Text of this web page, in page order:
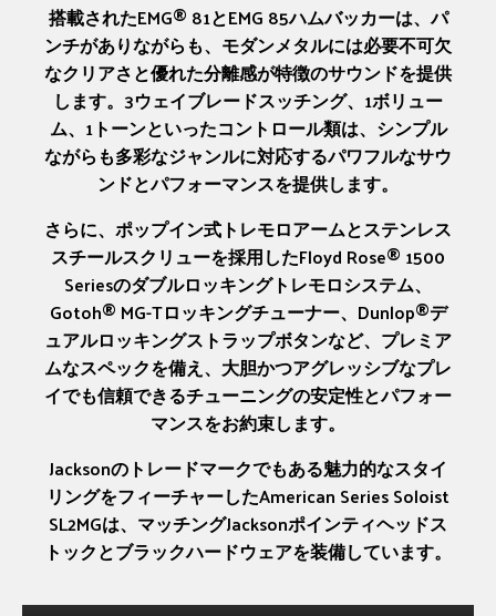
搭載されたEMG® 81とEMG 85ハムバッカーは、パ
ンチがありながらも、モダンメタルには必要不可欠
なクリアさと優れた分離感が特徴のサウンドを提供
します。3ウェイブレードスッチング、1ボリュー
ム、1トーンといったコントロール類は、シンプル
ながらも多彩なジャンルに対応するパワフルなサウ
ンドとパフォーマンスを提供します。
さらに、ポップイン式トレモロアームとステンレス
スチールスクリューを採用したFloyd Rose® 1500
Seriesのダブルロッキングトレモロシステム、
Gotoh® MG-Tロッキングチューナー、Dunlop®デ
ュアルロッキングストラップボタンなど、プレミア
ムなスペックを備え、大胆かつアグレッシブなプレ
イでも信頼できるチューニングの安定性とパフォー
マンスをお約束します。
Jacksonのトレードマークでもある魅力的なスタイ
リングをフィーチャーしたAmerican Series Soloist
SL2MGは、マッチングJacksonポインティヘッドス
トックとブラックハードウェアを装備しています。